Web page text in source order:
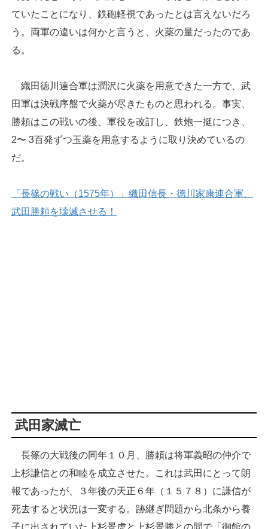
ていたことになり、鉄砲軽視であったとは言えないだろ
う。両軍の違いは何かと言うと、火薬の量だったのであ
る。
織田徳川連合軍は潤沢に火薬を用意できた一方で、武
田軍は決戦序盤で火薬が尽きたものと思われる。事実、
勝頼はこの戦いの後、軍役を改訂し、鉄炮一挺につき、
2〜 3百発ずつ玉薬を用意するように取り決めているの
だ。
「長篠の戦い（1575年）」織田信長・徳川家康連合軍、
武田勝頼を壊滅させる！
武田家滅亡
長篠の大戦後の同年１０月、勝頼は将軍義昭の仲介で
上杉謙信との和睦を成立させた。これは武田にとって朗
報であったが、３年後の天正６年（１５７８）に謙信が
死去すると状況は一変する。跡継ぎ問題から北条から養